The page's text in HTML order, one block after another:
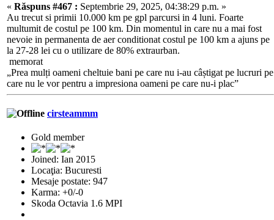
« Răspuns #467 : Septembrie 29, 2025, 04:38:29 p.m. »
Au trecut si primii 10.000 km pe gpl parcursi in 4 luni. Foarte
multumit de costul pe 100 km. Din momentul in care nu a mai fost
nevoie in permanenta de aer conditionat costul pe 100 km a ajuns pe
la 27-28 lei cu o utilizare de 80% extraurban.
memorat
„Prea mulți oameni cheltuie bani pe care nu i-au câștigat pe lucruri pe
care nu le vor pentru a impresiona oameni pe care nu-i plac”
cirsteammm
Gold member
Joined: Ian 2015
Locaţia: Bucuresti
Mesaje postate: 947
Karma: +0/-0
Skoda Octavia 1.6 MPI